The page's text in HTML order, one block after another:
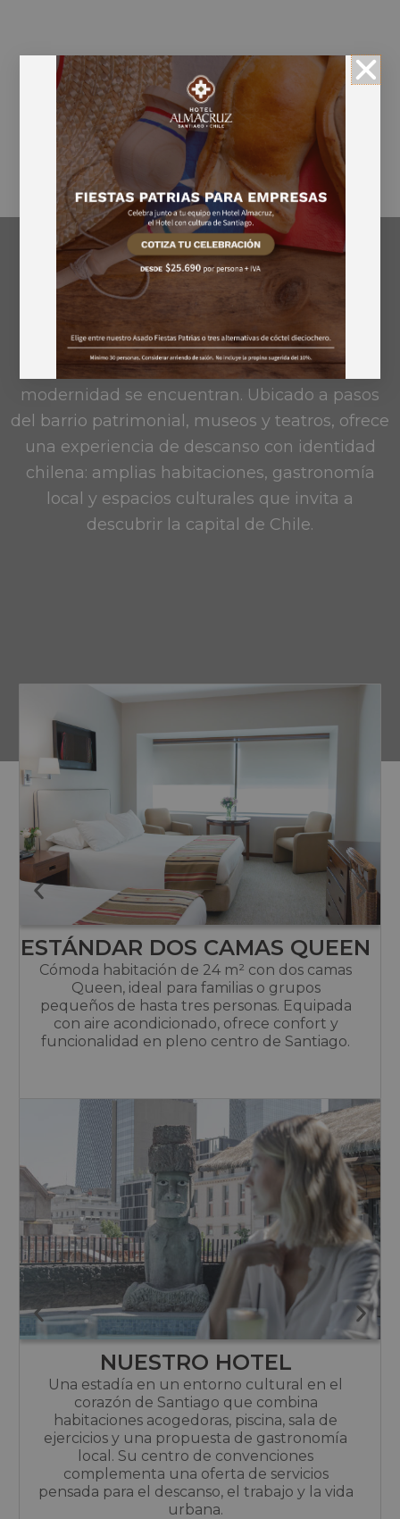
HOTEL
ALMACRUZ
En el centro de Santiago, donde tradición y
modernidad se encuentran. Ubicado a pasos
del barrio patrimonial, museos y teatros, ofrece
una experiencia de descanso con identidad
chilena: amplias habitaciones, gastronomía
local y espacios culturales que invita a
descubrir la capital de Chile.
ESTÁNDAR DOS CAMAS QUEEN
Cómoda habitación de 24 m² con dos camas
Queen, ideal para familias o grupos
pequeños de hasta tres personas. Equipada
con aire acondicionado, ofrece confort y
funcionalidad en pleno centro de Santiago.
NUESTRO HOTEL
Una estadía en un entorno cultural en el
corazón de Santiago que combina
habitaciones acogedoras, piscina, sala de
ejercicios y una propuesta de gastronomía
local. Su centro de convenciones
complementa una oferta de servicios
pensada para el descanso, el trabajo y la vida
urbana.